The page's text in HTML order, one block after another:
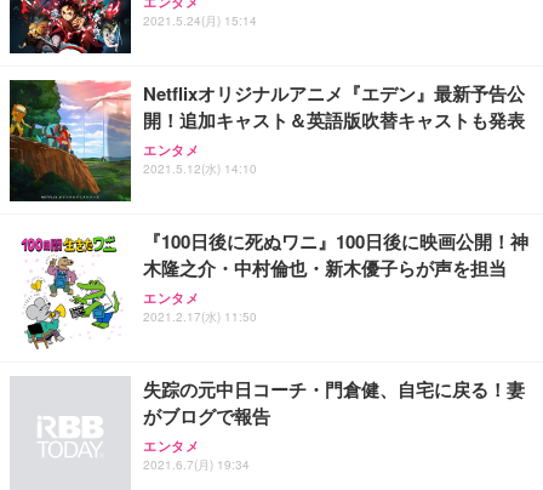
2021.5.24(月) 15:14
Netflixオリジナルアニメ『エデン』最新予告公
開！追加キャスト＆英語版吹替キャストも発表
エンタメ
2021.5.12(水) 14:10
『100日後に死ぬワニ』100日後に映画公開！神
木隆之介・中村倫也・新木優子らが声を担当
エンタメ
2021.2.17(水) 11:50
失踪の元中日コーチ・門倉健、自宅に戻る！妻
がブログで報告
エンタメ
2021.6.7(月) 19:34